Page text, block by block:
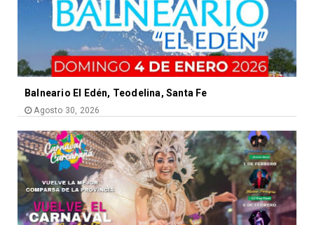
Balneario El Edén, Teodelina, Santa Fe
Agosto 30, 2026